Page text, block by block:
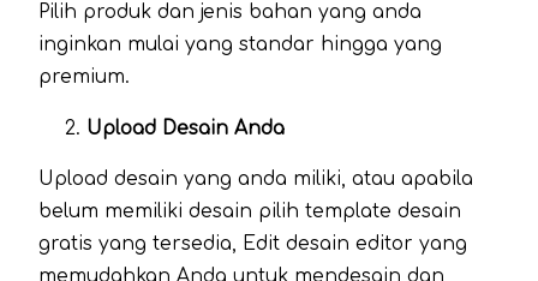
Pilih produk dan jenis bahan yang anda
inginkan mulai yang standar hingga yang
premium.
Upload Desain Anda
Upload desain yang anda miliki, atau apabila
belum memiliki desain pilih template desain
gratis yang tersedia, Edit desain editor yang
memudahkan Anda untuk mendesain dan